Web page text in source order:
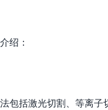
绍：
括激光切割、等离子